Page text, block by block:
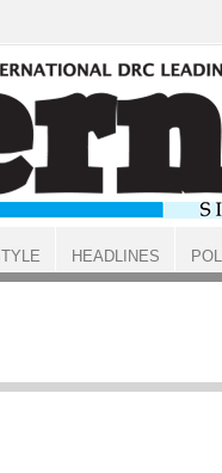
HEADLINES